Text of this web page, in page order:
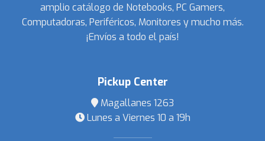
amplio catálogo de Notebooks, PC Gamers,
Computadoras, Periféricos, Monitores y mucho más.
¡Envíos a todo el país!
Pickup Center
Magallanes 1263
Lunes a Viernes 10 a 19h